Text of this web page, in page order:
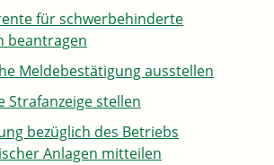
für schwerbehinderte
beantragen
Meldebestätigung ausstellen
Strafanzeige stellen
bezüglich des Betriebs
Anlagen mitteilen